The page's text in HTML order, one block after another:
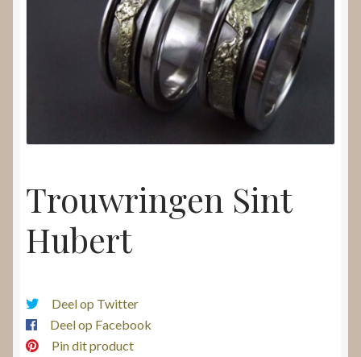
Submenu
uitvouwen
Trouwringen Sint
Hubert
Deel op Twitter
Deel op Facebook
Pin dit product